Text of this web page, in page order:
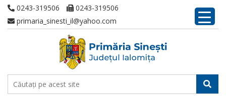
0243-319506
0243-319506
primaria_sinesti_il@yahoo.com